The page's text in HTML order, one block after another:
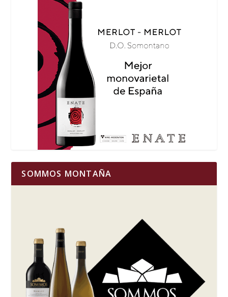
SOMMOS MONTAÑA